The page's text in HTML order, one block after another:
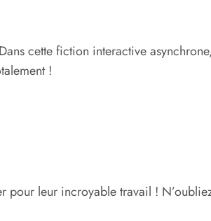
cette fiction interactive
!
pour leur incroyable travail !